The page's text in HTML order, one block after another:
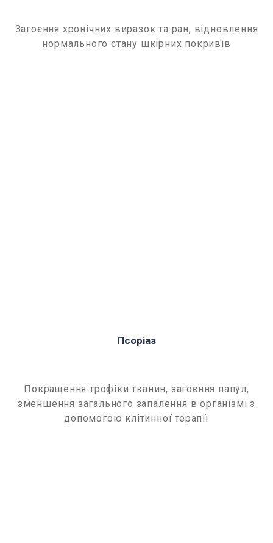
Загоєння хронічних виразок та ран, відновлення
нормального стану шкірних покривів
Псоріаз
Покращення трофіки тканин, загоєння папул,
зменшення загального запалення в організмі з
допомогою клітинної терапії